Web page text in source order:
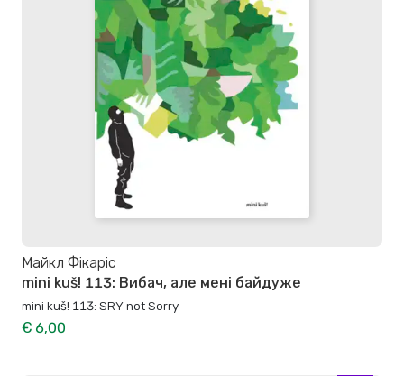
Майкл Фікаріс
mini kuš! 113: Вибач, але мені байдуже
mini kuš! 113: SRY not Sorry
€ 6,00